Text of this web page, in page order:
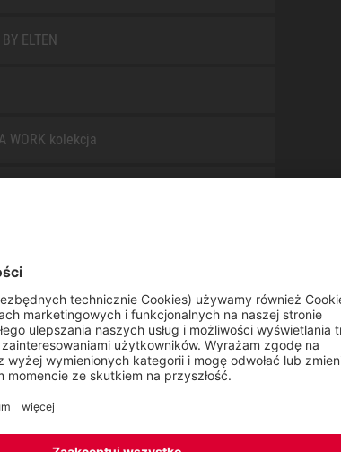
ELTEN
WORK kolekcja